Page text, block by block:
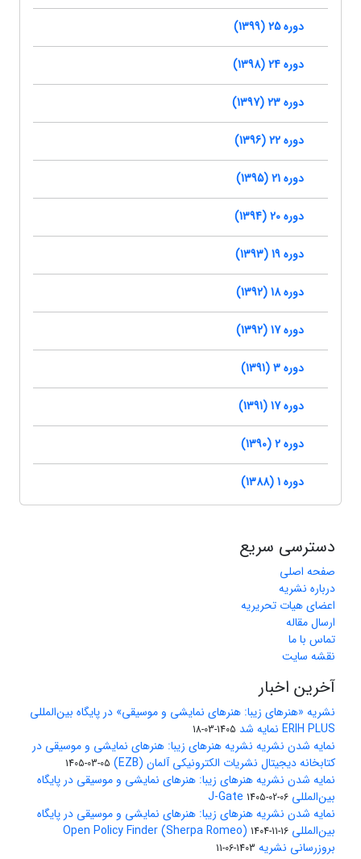
دوره 25 (1399)
دوره 24 (1398)
دوره 23 (1397)
دوره 22 (1396)
دوره 21 (1395)
دوره 20 (1394)
دوره 19 (1393)
دوره 18 (1392)
دوره 17 (1392)
دوره 3 (1391)
دوره 17 (1391)
دوره 2 (1390)
دوره 1 (1388)
دسترسی سریع
صفحه اصلی
درباره نشریه
اعضای هیات تحریریه
ارسال مقاله
تماس با ما
نقشه سایت
آخرین اخبار
نشریه «هنرهای زیبا: هنرهای نمایشی و موسیقی» در پایگاه بین‌المللی
ERIH PLUS نمایه شد
1405-03-18
نمایه شدن نشریه نشریه هنرهای زیبا: هنرهای نمایشی و موسیقی در
کتابخانه دیجیتال نشریات الکترونیکی آلمان (EZB)
1405-03-05
نمایه شدن نشریه هنرهای زیبا: هنرهای نمایشی و موسیقی در پایگاه
بین‌المللی J-Gate 1405-02-06
نمایه شدن نشریه هنرهای زیبا: هنرهای نمایشی و موسیقی در پایگاه
بین‌المللی Open Policy Finder (Sherpa Romeo) 1404-11-16
بروزرسانی نشریه 1403-06-11